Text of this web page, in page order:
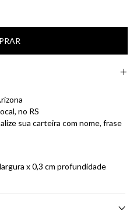
no RS
sua carteira com nome, frase
x 0,3 cm profundidade